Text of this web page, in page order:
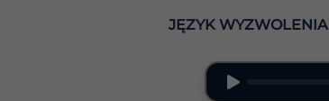
JĘZYK WYZWOLENIA